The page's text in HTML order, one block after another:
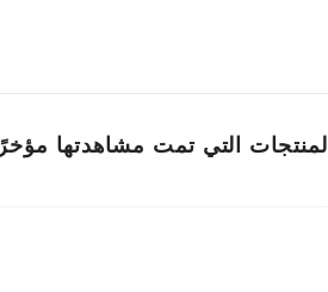
المنتجات التي تمت مشاهدتها مؤخرًا